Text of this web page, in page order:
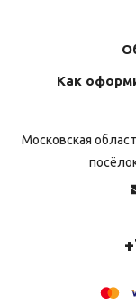
Как
Московская